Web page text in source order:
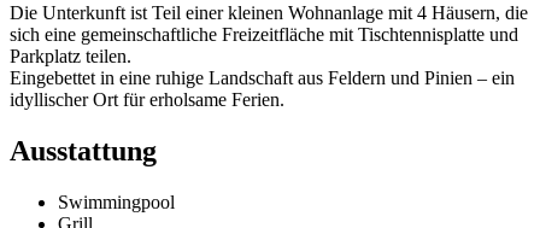
Die Unterkunft ist Teil einer kleinen Wohnanlage mit 4 Häusern, die
sich eine gemeinschaftliche Freizeitfläche mit Tischtennisplatte und
Parkplatz teilen.
Eingebettet in eine ruhige Landschaft aus Feldern und Pinien – ein
idyllischer Ort für erholsame Ferien.
Ausstattung
Swimmingpool
Grill